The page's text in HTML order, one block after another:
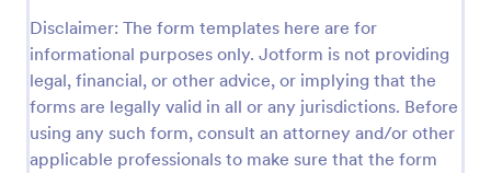
Disclaimer: The form templates here are for
informational purposes only. Jotform is not providing
legal, financial, or other advice, or implying that the
forms are legally valid in all or any jurisdictions. Before
using any such form, consult an attorney and/or other
applicable professionals to make sure that the form
Önizleme